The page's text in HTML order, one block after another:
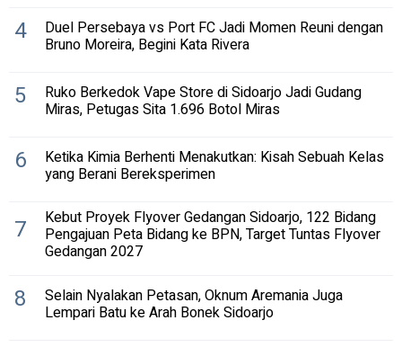
4 Duel Persebaya vs Port FC Jadi Momen Reuni dengan
Bruno Moreira, Begini Kata Rivera
5 Ruko Berkedok Vape Store di Sidoarjo Jadi Gudang
Miras, Petugas Sita 1.696 Botol Miras
6 Ketika Kimia Berhenti Menakutkan: Kisah Sebuah Kelas
yang Berani Bereksperimen
7 Kebut Proyek Flyover Gedangan Sidoarjo, 122 Bidang
Pengajuan Peta Bidang ke BPN, Target Tuntas Flyover
Gedangan 2027
8 Selain Nyalakan Petasan, Oknum Aremania Juga
Lempari Batu ke Arah Bonek Sidoarjo